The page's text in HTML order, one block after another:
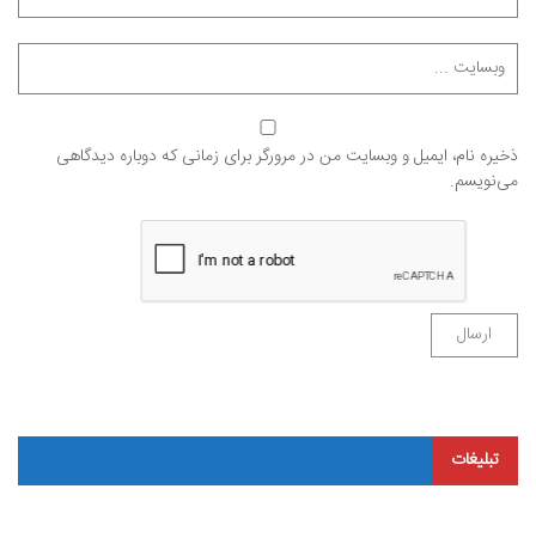
ذخیره نام، ایمیل و وبسایت من در مرورگر برای زمانی که دوباره دیدگاهی
می‌نویسم.
تبلیغات